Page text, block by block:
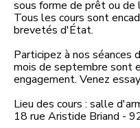
sous forme de prêt ou de
Tous les cours sont
brevetés d'État.
Participez à nos séances
mois de septembre sont
engagement. Venez
Lieu des cours : salle
18 rue Aristide Briand -